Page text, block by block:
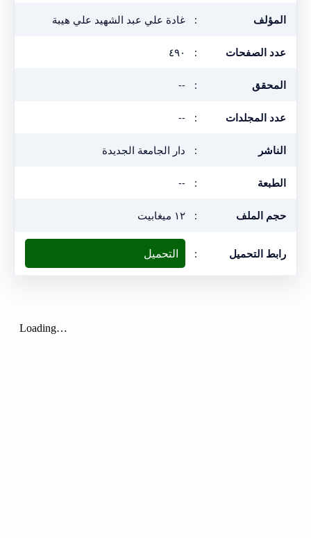
المؤلف : غادة علي عبد الشهيد علي هيبة
عدد الصفحات : ٤٩٠
المحقق :
--
عدد المجلدات :
--
الناشر : دار الجامعة الجديدة
الطبعة :
--
حجم الملف : ١٢ ميغابيت
رابط التحميل : التحميل